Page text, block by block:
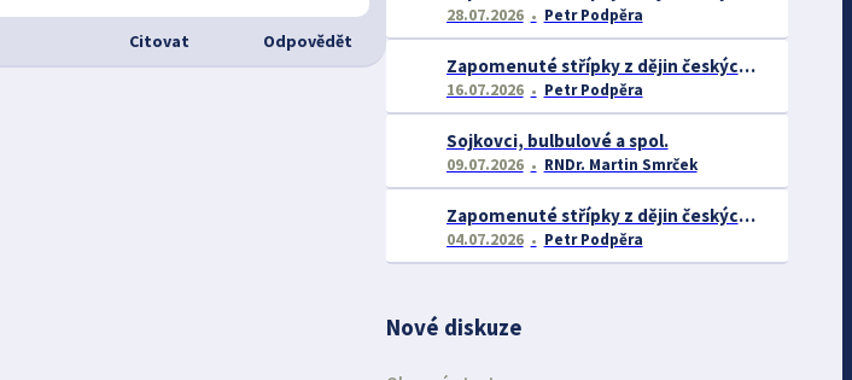
Citovat Odpovědět
28.07.2026 Petr Podpěra
Zapomenuté střípky z dějin českých exotářů - 2.část
16.07.2026 Petr Podpěra
Sojkovci, bulbulové a spol.
09.07.2026 RNDr. Martin Smrček
Zapomenuté střípky z dějin českých exotářů
04.07.2026 Petr Podpěra
Nové diskuze